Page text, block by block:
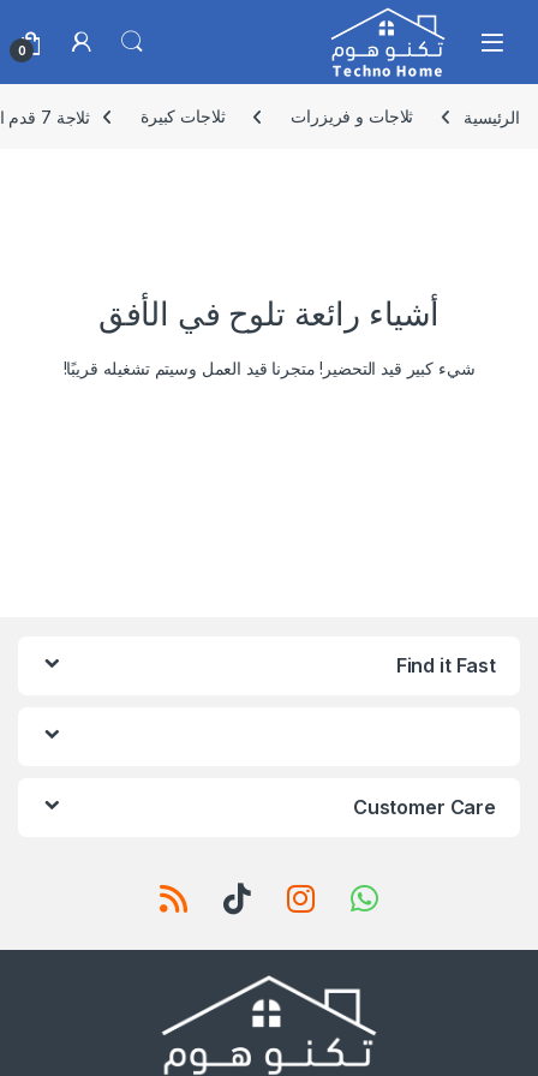
Skip to navigation
Skip to content
0
الرئيسية ثلاجات و فريزرات ثلاجات كبيرة ثلاجة 7 قدم ابيض بخار KMF-197H -KMC
أشياء رائعة تلوح في الأفق
شيء كبير قيد التحضير! متجرنا قيد العمل وسيتم تشغيله قريبًا!
Find it Fast
Customer Care